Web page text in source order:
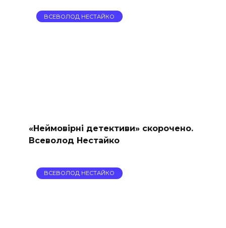
ВСЕВОЛОД НЕСТАЙКО
«Неймовірні детективи» скорочено.
Всеволод Нестайко
ВСЕВОЛОД НЕСТАЙКО